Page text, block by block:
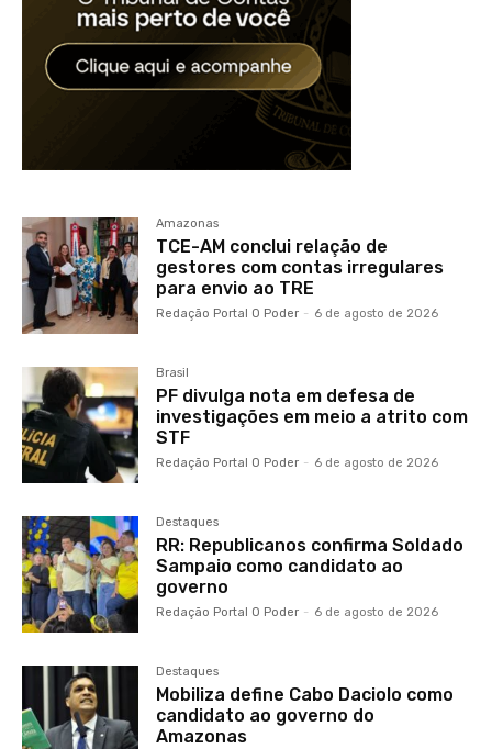
Amazonas
TCE-AM conclui relação de
gestores com contas irregulares
para envio ao TRE
Redação Portal O Poder - 6 de agosto de 2026
Brasil
PF divulga nota em defesa de
investigações em meio a atrito com
STF
Redação Portal O Poder - 6 de agosto de 2026
Destaques
RR: Republicanos confirma Soldado
Sampaio como candidato ao
governo
Redação Portal O Poder - 6 de agosto de 2026
Destaques
Mobiliza define Cabo Daciolo como
candidato ao governo do
Amazonas